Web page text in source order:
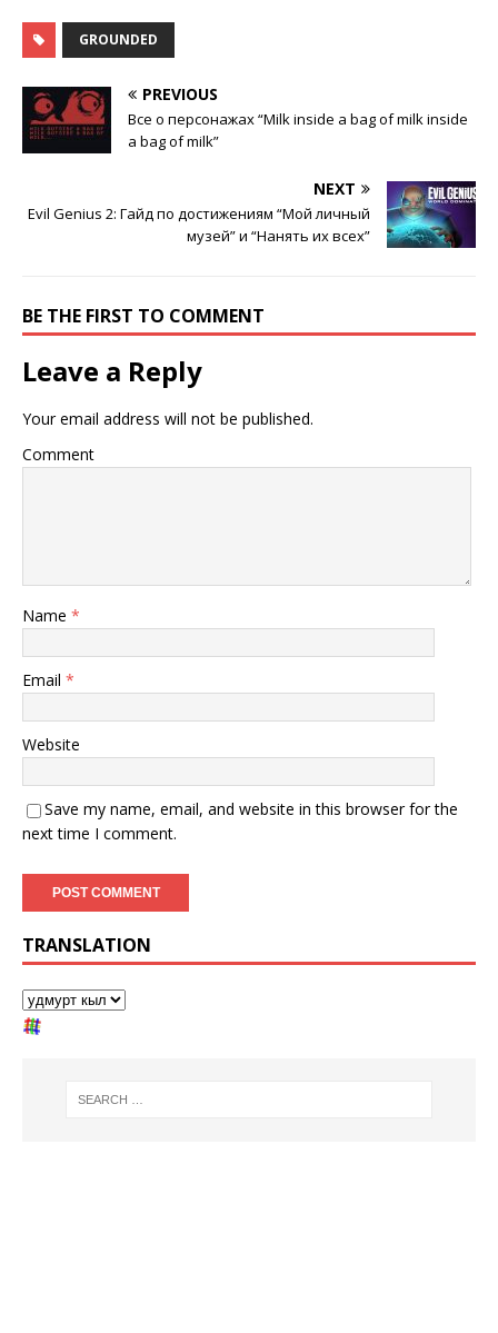
GROUNDED
PREVIOUS
Все о персонажах “Milk inside a bag of milk inside
a bag of milk”
NEXT
Evil Genius 2: Гайд по достижениям “Мой личный
музей” и “Нанять их всех”
BE THE FIRST TO COMMENT
Leave a Reply
Your email address will not be published.
Comment
Name *
Email *
Website
Save my name, email, and website in this browser for the
next time I comment.
TRANSLATION